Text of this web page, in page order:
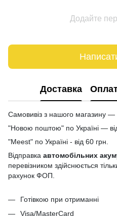
Додайте
Доставка
Самовивіз з нашого магазину —
"Новою поштою" по Україні —
"Meest" по Україні - від 60 грн.
Відправка автомобільних
перевізником здійснюється
рахунок ФОП.
Готівкою при отриманні
Visa/MasterCard